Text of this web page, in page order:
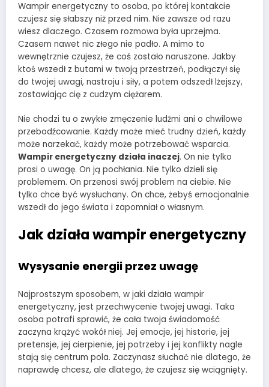
Wampir energetyczny to osoba, po której kontakcie
czujesz się słabszy niż przed nim. Nie zawsze od razu
wiesz dlaczego. Czasem rozmowa była uprzejma.
Czasem nawet nic złego nie padło. A mimo to
wewnętrznie czujesz, że coś zostało naruszone. Jakby
ktoś wszedł z butami w twoją przestrzeń, podłączył się
do twojej uwagi, nastroju i siły, a potem odszedł lżejszy,
zostawiając cię z cudzym ciężarem.
Nie chodzi tu o zwykłe zmęczenie ludźmi ani o chwilowe
przebodźcowanie. Każdy może mieć trudny dzień, każdy
może narzekać, każdy może potrzebować wsparcia.
Wampir energetyczny działa inaczej. On nie tylko
prosi o uwagę. On ją pochłania. Nie tylko dzieli się
problemem. On przenosi swój problem na ciebie. Nie
tylko chce być wysłuchany. On chce, żebyś emocjonalnie
wszedł do jego świata i zapomniał o własnym.
Jak działa wampir energetyczny
Wysysanie energii przez uwagę
Najprostszym sposobem, w jaki działa wampir
energetyczny, jest przechwycenie twojej uwagi. Taka
osoba potrafi sprawić, że cała twoja świadomość
zaczyna krążyć wokół niej. Jej emocje, jej historie, jej
pretensje, jej cierpienie, jej potrzeby i jej konflikty nagle
stają się centrum pola. Zaczynasz słuchać nie dlatego, że
naprawdę chcesz, ale dlatego, że czujesz się wciągnięty.